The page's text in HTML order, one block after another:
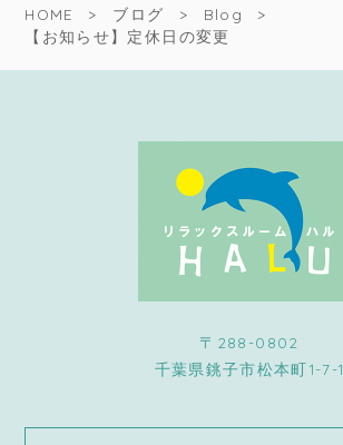
HOME ブログ
Blog
【お知らせ】定休日の変更
〒288-0802
千葉県銚子市松本町1-7-1